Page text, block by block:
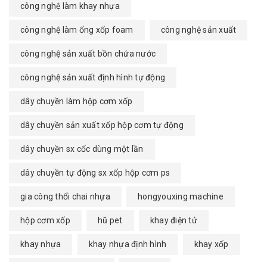
công nghệ làm khay nhựa
công nghệ làm ống xốp foam công nghệ sản xuất
công nghệ sản xuất bồn chứa nước
công nghệ sản xuất định hình tự động
dây chuyền làm hộp cơm xốp
dây chuyền sản xuất xốp hộp cơm tự động
dây chuyền sx cốc dùng một lần
dây chuyền tự động sx xốp hộp cơm ps
gia công thổi chai nhựa hongyouxing machine
hộp cơm xốp hũ pet khay điện tử
khay nhựa khay nhựa định hình khay xốp